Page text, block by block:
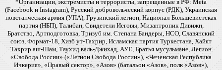
*Организации, экстремисты и террористы, запрещенные в РФ: Meta
(Facebook и Instagram), Русский добровольческий корпус (РДК), Украинская
повстанческая армия (УПА), Грузинский легион, Национал-Большевистская
партия (НБП), Талибан, Свидетели Иеговы, Мизантропик Дивижн,
Братство, Артподготовка, Тризуб им. Степана Бандеры, НСО, Славянский
союз, Формат-18, Хизб ут-Тахрир, Исламская партия Туркестана, Хайят
Тахрир аш-Шам, Таухид валь-Джихад, АУЕ, Братья мусульмане, Легион
«Свобода России» («Легион Свобода России»), «Чеченская Республика
Ичкерия», «Правый сектор», «Азов» (батальон «Азов», полк «Азов»),